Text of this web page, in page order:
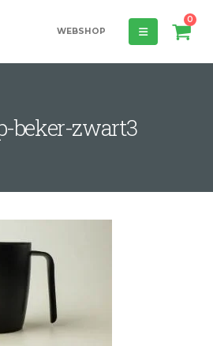
WEBSHOP
0
beker-zwart3